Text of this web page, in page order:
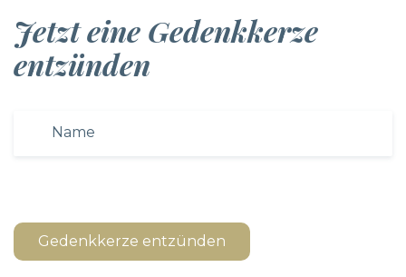
Jetzt eine Gedenkkerze
entzünden
Gedenkkerze entzünden